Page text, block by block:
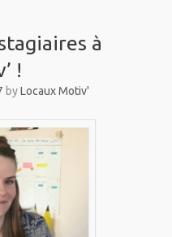
à
!
byLocaux Motiv'